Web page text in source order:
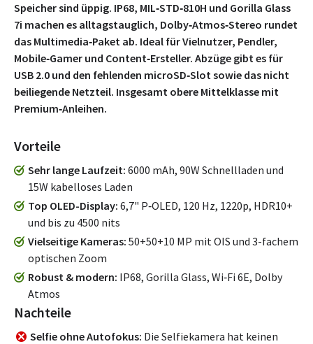
Speicher sind üppig. IP68, MIL‑STD‑810H und Gorilla Glass
7i machen es alltagstauglich, Dolby‑Atmos‑Stereo rundet
das Multimedia‑Paket ab. Ideal für Vielnutzer, Pendler,
Mobile‑Gamer und Content‑Ersteller. Abzüge gibt es für
USB 2.0 und den fehlenden microSD‑Slot sowie das nicht
beiliegende Netzteil. Insgesamt obere Mittelklasse mit
Premium‑Anleihen.
Vorteile
Sehr lange Laufzeit 6000 mAh, 90W Schnellladen und
15W kabelloses Laden
Top OLED-Display 6,7" P‑OLED, 120 Hz, 1220p, HDR10+
und bis zu 4500 nits
Vielseitige Kameras 50+50+10 MP mit OIS und 3-fachem
optischen Zoom
Robust & modern IP68, Gorilla Glass, Wi‑Fi 6E, Dolby
Atmos
Nachteile
Selfie ohne Autofokus Die Selfiekamera hat keinen